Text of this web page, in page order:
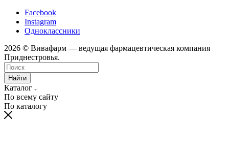
Facebook
Instagram
Одноклассники
2026 © Вивафарм — ведущая фармацевтическая компания
Приднестровья.
Найти
Каталог
По всему сайту
По каталогу